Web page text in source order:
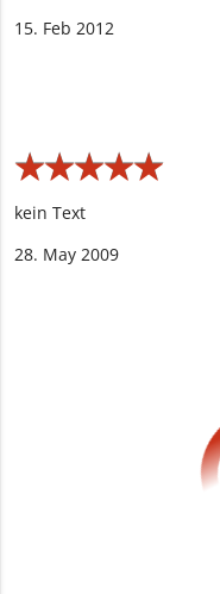
15. Feb 2012
★★★★★
★★★★★
kein Text
28. May 2009